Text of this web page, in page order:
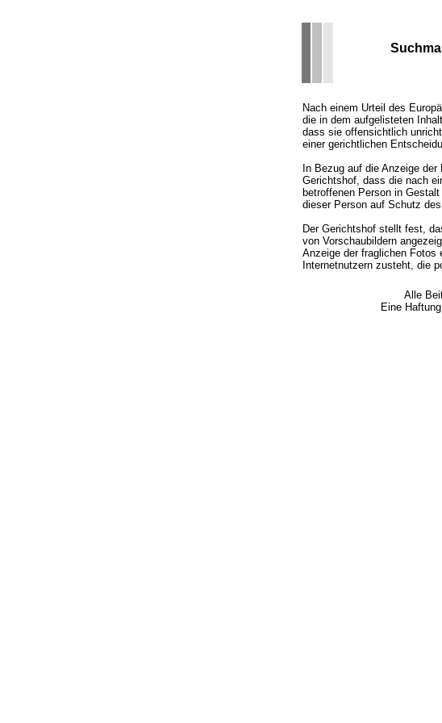
Nach einem Urteil des
die in dem aufgelisteten
dass sie offensichtlich
einer gerichtlichen
In Bezug auf die Anzeige
Gerichtshof, dass die nach
betroffenen Person in
dieser Person auf Schutz
Der Gerichtshof stellt fest,
von Vorschaubildern
Anzeige der fraglichen Fotos
Internetnutzern zusteht, die
Alle
Eine